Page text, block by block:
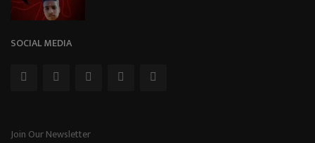
SOCIAL MEDIA
Join Our Newsletter